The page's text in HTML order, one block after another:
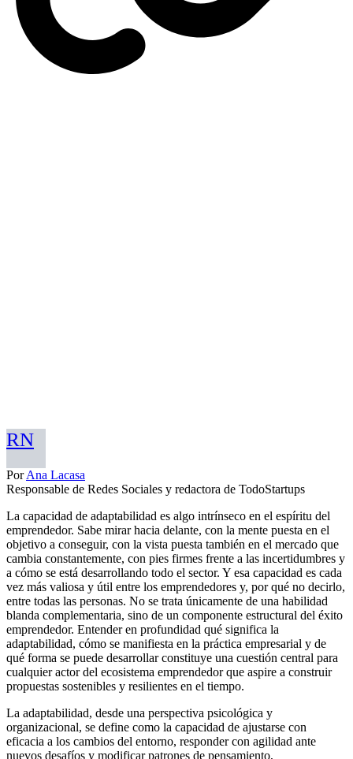
RN
PorAna Lacasa
Responsable de Redes Sociales y redactora de TodoStartups
La capacidad de adaptabilidad es algo intrínseco en el espíritu del
emprendedor. Sabe mirar hacia delante, con la mente puesta en el
objetivo a conseguir, con la vista puesta también en el mercado que
cambia constantemente, con pies firmes frente a las incertidumbres y
a cómo se está desarrollando todo el sector. Y esa capacidad es cada
vez más valiosa y útil entre los emprendedores y, por qué no decirlo,
entre todas las personas. No se trata únicamente de una habilidad
blanda complementaria, sino de un componente estructural del éxito
emprendedor. Entender en profundidad qué significa la
adaptabilidad, cómo se manifiesta en la práctica empresarial y de
qué forma se puede desarrollar constituye una cuestión central para
cualquier actor del ecosistema emprendedor que aspire a construir
propuestas sostenibles y resilientes en el tiempo.
La adaptabilidad, desde una perspectiva psicológica y
organizacional, se define como la capacidad de ajustarse con
eficacia a los cambios del entorno, responder con agilidad ante
nuevos desafíos y modificar patrones de pensamiento,